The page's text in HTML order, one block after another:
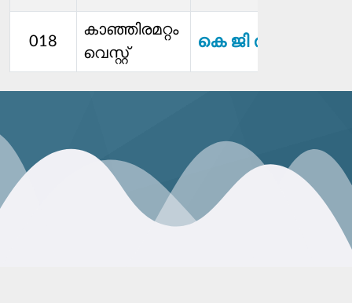
018
കാഞ്ഞിരമറ്റം
വെസ്റ്റ്
കെ ജി രാജീവ്